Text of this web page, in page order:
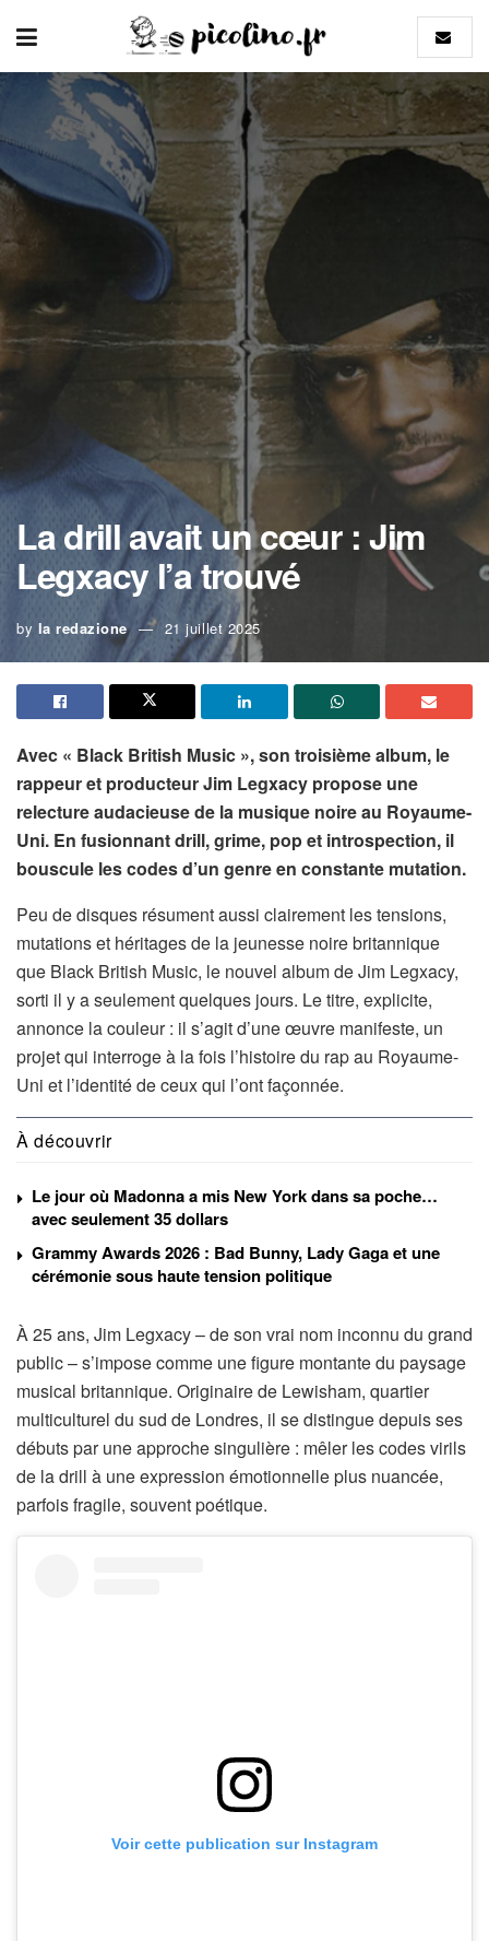
La drill avait un cœur : Jim
Legxacy l’a trouvé
by la redazione 21 juillet 2025
Avec « Black British Music », son troisième album, le
rappeur et producteur Jim Legxacy propose une
relecture audacieuse de la musique noire au Royaume-
Uni. En fusionnant drill, grime, pop et introspection, il
bouscule les codes d’un genre en constante mutation.
Peu de disques résument aussi clairement les tensions,
mutations et héritages de la jeunesse noire britannique
que Black British Music, le nouvel album de Jim Legxacy,
sorti il y a seulement quelques jours. Le titre, explicite,
annonce la couleur : il s’agit d’une œuvre manifeste, un
projet qui interroge à la fois l’histoire du rap au Royaume-
Uni et l’identité de ceux qui l’ont façonnée.
À découvrir
Le jour où Madonna a mis New York dans sa poche…
avec seulement 35 dollars
Grammy Awards 2026 : Bad Bunny, Lady Gaga et une
cérémonie sous haute tension politique
À 25 ans, Jim Legxacy – de son vrai nom inconnu du grand
public – s’impose comme une figure montante du paysage
musical britannique. Originaire de Lewisham, quartier
multiculturel du sud de Londres, il se distingue depuis ses
débuts par une approche singulière : mêler les codes virils
de la drill à une expression émotionnelle plus nuancée,
parfois fragile, souvent poétique.
Voir cette publication sur Instagram